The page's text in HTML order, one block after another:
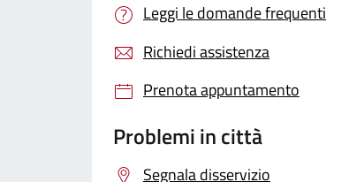
Leggi le domande frequenti
Richiedi assistenza
Prenota appuntamento
Problemi in città
Segnala disservizio